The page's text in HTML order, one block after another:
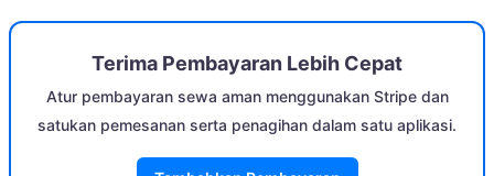
Terima Pembayaran Lebih Cepat
Atur pembayaran sewa aman menggunakan Stripe dan
satukan pemesanan serta penagihan dalam satu aplikasi.